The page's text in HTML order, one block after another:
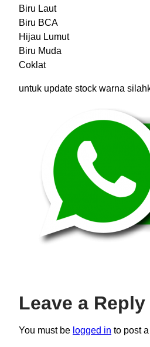
Biru Laut
Biru BCA
Hijau Lumut
Biru Muda
Coklat
untuk update stock warna
Leave a Reply
You must be logged in to post